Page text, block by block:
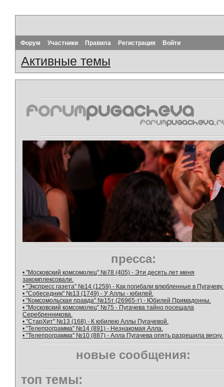
Форум Участники Правила Регистрация Войти
Активные темы
пресса:
• "Московский комсомолец" №78 (405) - Эти десять лет меня
закомплексовали.
• "Экспресс газета" №14 (1259) - Как погибали влюбленные в Пугачеву.
• "Собеседник" №13 (1749) - У Аллы - юбилей.
• "Комсомольская правда" №15т (26965-т) - Юбилей Примадонны.
• "Московский комсомолец" №75 - Пугачева тайно посещала
Серебренникова.
• "СтарХит" №13 (168) - К юбилею Аллы Пугачевой.
• "Телепрограмма" №14 (891) - Незнакомая Алла.
• "Телепрограмма" №10 (887) - Алла Пугачева опять разрешила весну.
новые сообщения:
топ темы: